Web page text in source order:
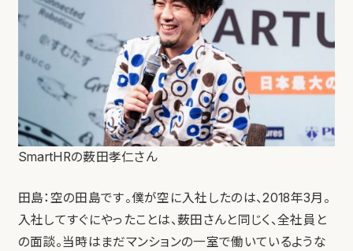
SmartHRの薮田孝仁さん
田島：空の田島です。僕が空に入社したのは、2018年3月。
入社してすぐにやったことは、薮田さんと同じく、全社員と
の面談。当時はまだマンションの一室で働いているような